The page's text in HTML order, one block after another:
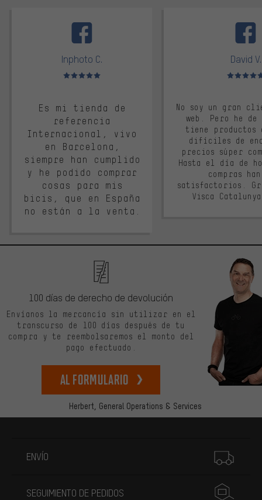
Inphoto C.
Valoración media: 5 de 5
Es mi tienda de
referencia
Internacional, vivo
en Barcelona,
siempre han cumplido
y he podido comprar
cosas para mis
bicis, que en España
no están a la venta.
David V.
Valoración
No soy un gran
web. Pero he
tiene productos
difíciles de
precios súper
Hasta el día de
compras
satisfactorios.
Visca
Herbert, General Operations & Services
100 días de derecho de devolución
Envíanos la mercancía sin utilizar en el
transcurso de 100 días después de tu
compra y te reembolsaremos el monto del
pago efectuado.
Al formulario
ENVÍO
SEGUIMIENTO DE PEDIDOS